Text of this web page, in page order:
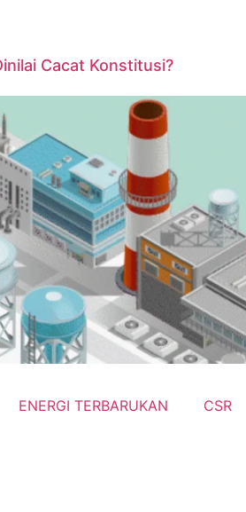
Cacat Konstitusi?
ENERGI TERBARUKAN CSR